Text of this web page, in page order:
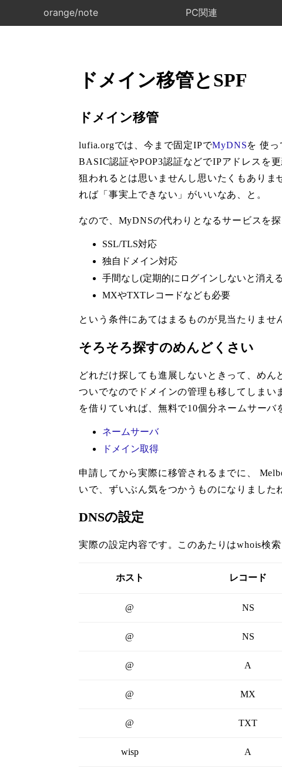
orange/note PC関連
ドメイン移管とSPF
ドメイン移管
lufia.orgでは、今まで固定IPでMyDNSを 使
BASIC認証やPOP3認証などでIPアドレスを
狙われるとは思いませんし思いたくもあり
れば「事実上できない」がいいなあ、と。
なので、MyDNSの代わりとなるサービスを探
SSL/TLS対応
独自ドメイン対応
手間なし(定期的にログインしないと消え
MXやTXTレコードなども必要
という条件にあてはまるものが見当たりませ
そろそろ探すのめんどくさい
どれだけ探しても進展しないときって、めん
ついでなのでドメインの管理も移してしま
を借りていれば、無料で10個分ネームサー
ネームサーバ
ドメイン取得
申請してから実際に移管されるまでに、
いで、ずいぶん気をつかうものになりました
DNSの設定
実際の設定内容です。このあたりはwhois検索
ホスト レコード
@ NS
@ NS
@ A
@ MX
@ TXT
wisp A